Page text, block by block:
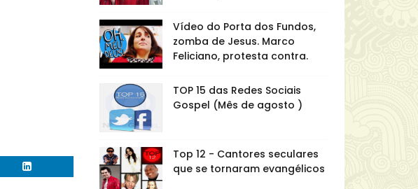
Vídeo do Porta dos Fundos,
zomba de Jesus. Marco
Feliciano, protesta contra.
TOP 15 das Redes Sociais
Gospel (Mês de agosto )
Top 12 - Cantores seculares
que se tornaram evangélicos